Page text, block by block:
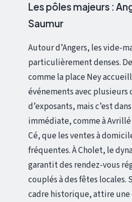
Les pôles majeurs :
Saumur
Autour d’Angers, les vide-
particulièrement denses.
comme la place Ney
événements avec plusieurs
d’exposants, mais c’est
immédiate, comme à
Cé, que les ventes à
fréquentes. À Cholet, le
garantit des rendez-vous
couplés à des fêtes locales.
cadre historique, attire